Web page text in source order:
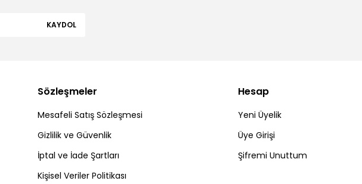
KAYDOL
Sözleşmeler
Mesafeli Satış Sözleşmesi
Gizlilik ve Güvenlik
İptal ve İade Şartları
Kişisel Veriler Politikası
Hesap
Yeni Üyelik
Üye Girişi
Şifremi Unuttum